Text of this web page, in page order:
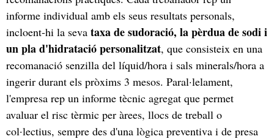
informe individual amb els seus resultats personals,
incloent-hi la seva taxa de sudoració, la pèrdua de sodi i
un pla d'hidratació personalitzat, que consisteix en una
recomanació senzilla del líquid/hora i sals minerals/hora a
ingerir durant els pròxims 3 mesos. Paral·lelament,
l'empresa rep un informe tècnic agregat que permet
avaluar el risc tèrmic per àrees, llocs de treball o
col·lectius, sempre des d'una lògica preventiva i de presa